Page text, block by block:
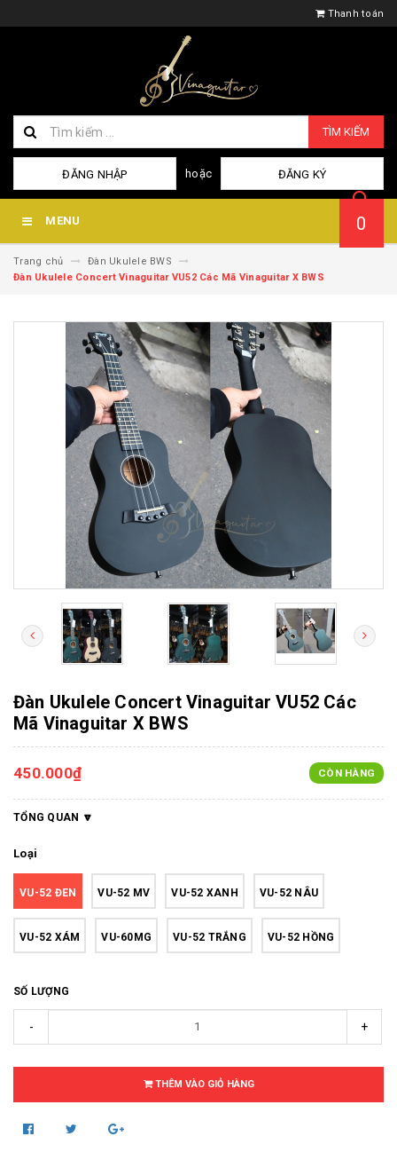
Thanh toán
TÌM KIẾM
ĐĂNG NHẬP hoặc ĐĂNG KÝ
MENU 0
Trang chủ
Đàn Ukulele BWS
Đàn Ukulele Concert Vinaguitar VU52 Các Mã Vinaguitar X BWS
Đàn Ukulele Concert Vinaguitar VU52 Các
Mã Vinaguitar X BWS
450.000₫ CÒN HÀNG
TỔNG QUAN
Loại
VU-52 ĐEN VU-52 MV VU-52 XANH VU-52 NÂU
VU-52 XÁM VU-60MG VU-52 TRẮNG VU-52 HỒNG
SỐ LƯỢNG
- +
THÊM VÀO GIỎ HÀNG